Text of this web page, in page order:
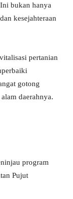
bukan hanya
kesejahteraan
pertanian
gotong
daerahnya.
program
Pujut